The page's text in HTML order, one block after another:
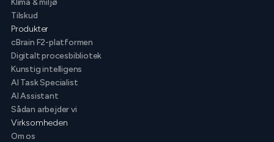
Klima & miljø
Tilskud
Produkter
cBrain F2-platformen
Digitalt procesbibliotek
Kunstig intelligens
AI Task Specialist
AI Assistant
Sådan arbejder vi
Virksomheden
Om os